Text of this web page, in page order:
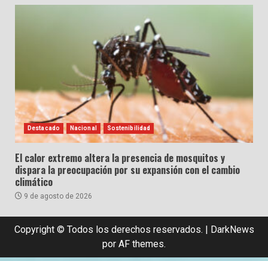
Destacado Nacional Sostenibilidad
El calor extremo altera la presencia de mosquitos y
dispara la preocupación por su expansión con el cambio
climático
9 de agosto de 2026
Copyright © Todos los derechos reservados.
DarkNews
por AF themes.